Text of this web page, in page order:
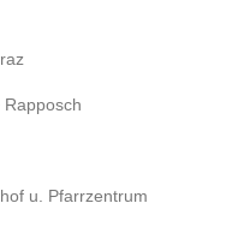
u. Pfarrzentrum